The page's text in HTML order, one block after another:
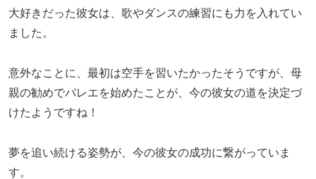
大好きだった彼女は、歌やダンスの練習にも力を入れてい
ました。
意外なことに、最初は空手を習いたかったそうですが、母
親の勧めでバレエを始めたことが、今の彼女の道を決定づ
けたようですね！
夢を追い続ける姿勢が、今の彼女の成功に繋がっていま
す。